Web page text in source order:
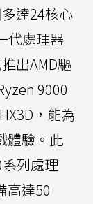
達24核心
代處理器
出AMD驅
9000
，能為
體驗。此
列處理
高達50